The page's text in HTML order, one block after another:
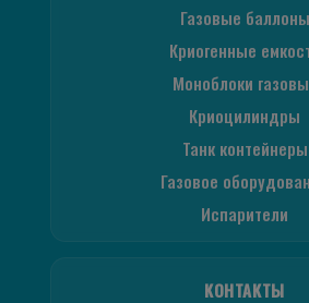
Газовые баллоны
Криогенные
Моноблоки
Криоцилиндры
Танк контейнеры
Газовое
Испарители
КОНТАКТЫ